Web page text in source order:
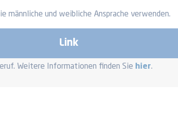
männliche und weibliche Ansprache verwenden.
Link
Weitere Informationen finden Sie hier.